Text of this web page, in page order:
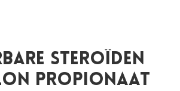
Steroïden
Propionaat